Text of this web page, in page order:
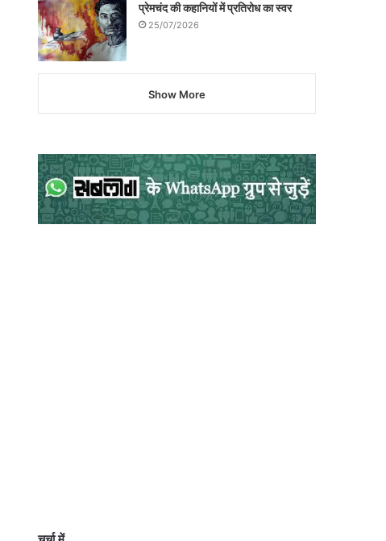
प्रेमचंद की कहानियों में प्रतिरोध का स्वर
25/07/2026
Show More